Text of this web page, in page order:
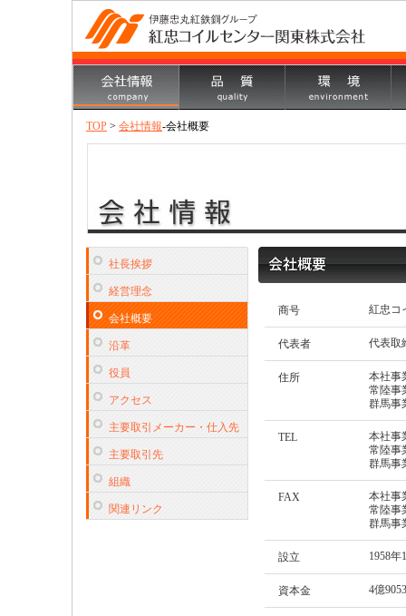
TOP > 会社情報-会社概要
社長挨拶
経営理念
会社概要
沿革
役員
アクセス
主要取引メーカー・仕入先
主要取引先
組織
関連リンク
商号 紅忠コ
代表者 代表
住所
本社事
常陸事
群馬事
TEL
本社事
常陸事
群馬事
FAX
本社事
常陸事
群馬事
設立 1958年
資本金 4億